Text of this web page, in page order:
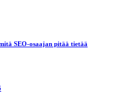
SEO-osaajan pitää tietää